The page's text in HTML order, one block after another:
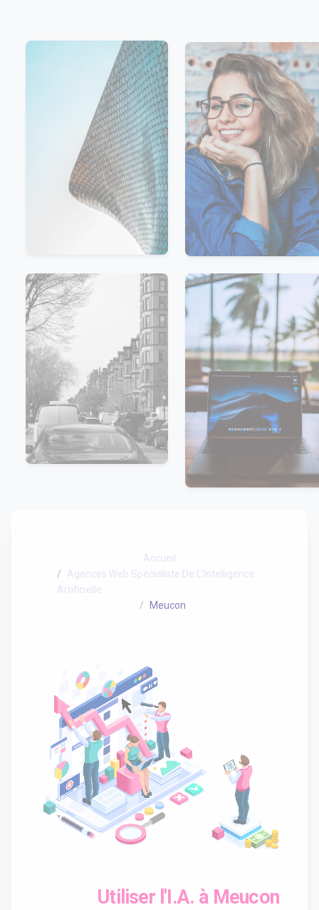
Accueil
Agences Web Spécialiste De L'Intelligence
Artificielle
Meucon
Utiliser l'I.A. à Meucon